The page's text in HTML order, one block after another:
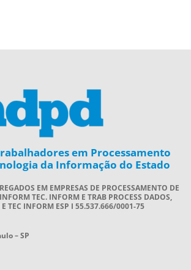
em Processamento
da Informação do Estado
EM EMPRESAS DE PROCESSAMENTO DE
TEC. INFORM E TRAB PROCESS DADOS,
TEC INFORM ESP I 55.537.666/0001-75
– SP